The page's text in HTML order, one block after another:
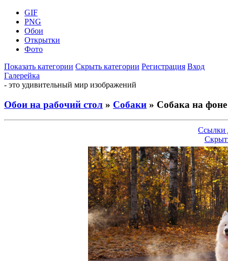
GIF
PNG
Обои
Открытки
Фото
Показать категории Скрыть категории Регистрация Вход
Галерейка
- это удивительный мир изображений
Обои на рабочий стол » Собаки » Собака на фоне
Ссылки